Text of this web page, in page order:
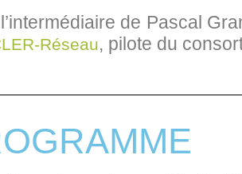
de Pascal
Réseau, pilote du